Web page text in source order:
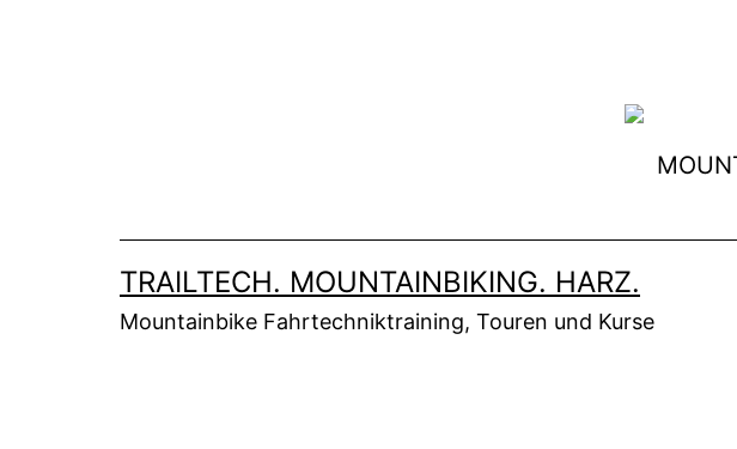
TRAILTECH. MOUNTAINBIKING. HARZ.
Mountainbike Fahrtechniktraining, Touren und Kurse